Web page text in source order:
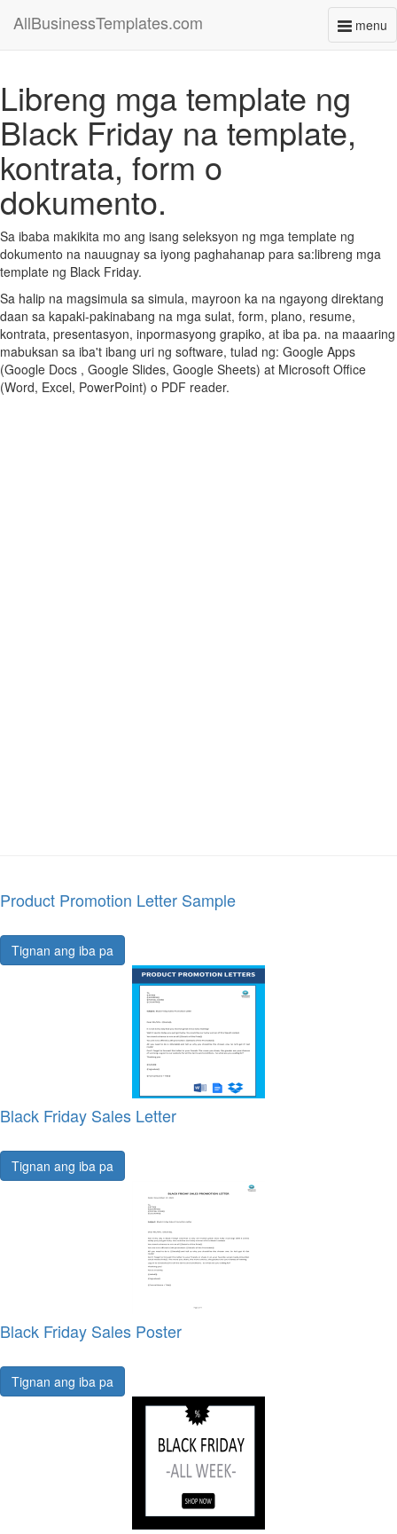
menu
AllBusinessTemplates.com
Libreng mga template ng
Black Friday na template,
kontrata, form o
dokumento.
Sa ibaba makikita mo ang isang seleksyon ng mga template ng
dokumento na nauugnay sa iyong paghahanap para sa:libreng mga
template ng Black Friday.
Sa halip na magsimula sa simula, mayroon ka na ngayong direktang
daan sa kapaki-pakinabang na mga sulat, form, plano, resume,
kontrata, presentasyon, inpormasyong grapiko, at iba pa. na maaaring
mabuksan sa iba't ibang uri ng software, tulad ng: Google Apps
(Google Docs , Google Slides, Google Sheets) at Microsoft Office
(Word, Excel, PowerPoint) o PDF reader.
Product Promotion Letter Sample
Tignan ang iba pa
Black Friday Sales Letter
Tignan ang iba pa
Black Friday Sales Poster
Tignan ang iba pa